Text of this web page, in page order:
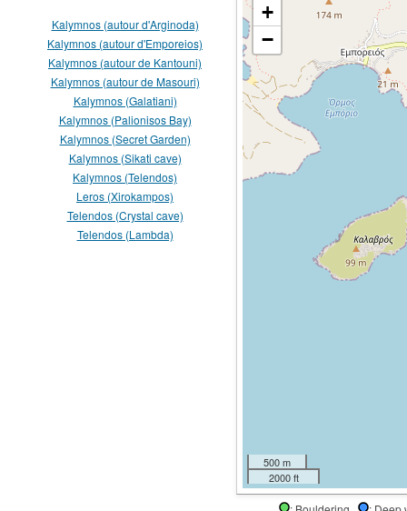
Kalymnos (autour d'Arginoda)
Kalymnos (autour d'Emporeios)
Kalymnos (autour de Kantouni)
Kalymnos (autour de Masouri)
Kalymnos (Galatiani)
Kalymnos (Palionisos Bay)
Kalymnos (Secret Garden)
Kalymnos (Sikati cave)
Kalymnos (Telendos)
Leros (Xirokampos)
Telendos (Crystal cave)
Telendos (Lambda)
+
−
500 m
2000 ft